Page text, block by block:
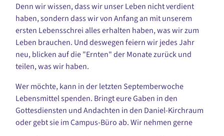
Denn wir wissen, dass wir unser Leben nicht verdient
haben, sondern dass wir von Anfang an mit unserem
ersten Lebensschrei alles erhalten haben, was wir zum
Leben brauchen. Und deswegen feiern wir jedes Jahr
neu, blicken auf die "Ernten" der Monate zurück und
teilen, was wir haben.
Wer möchte, kann in der letzten Septemberwoche
Lebensmittel spenden. Bringt eure Gaben in den
Gottesdiensten und Andachten in den Daniel-Kirchraum
oder gebt sie im Campus-Büro ab. Wir nehmen gerne